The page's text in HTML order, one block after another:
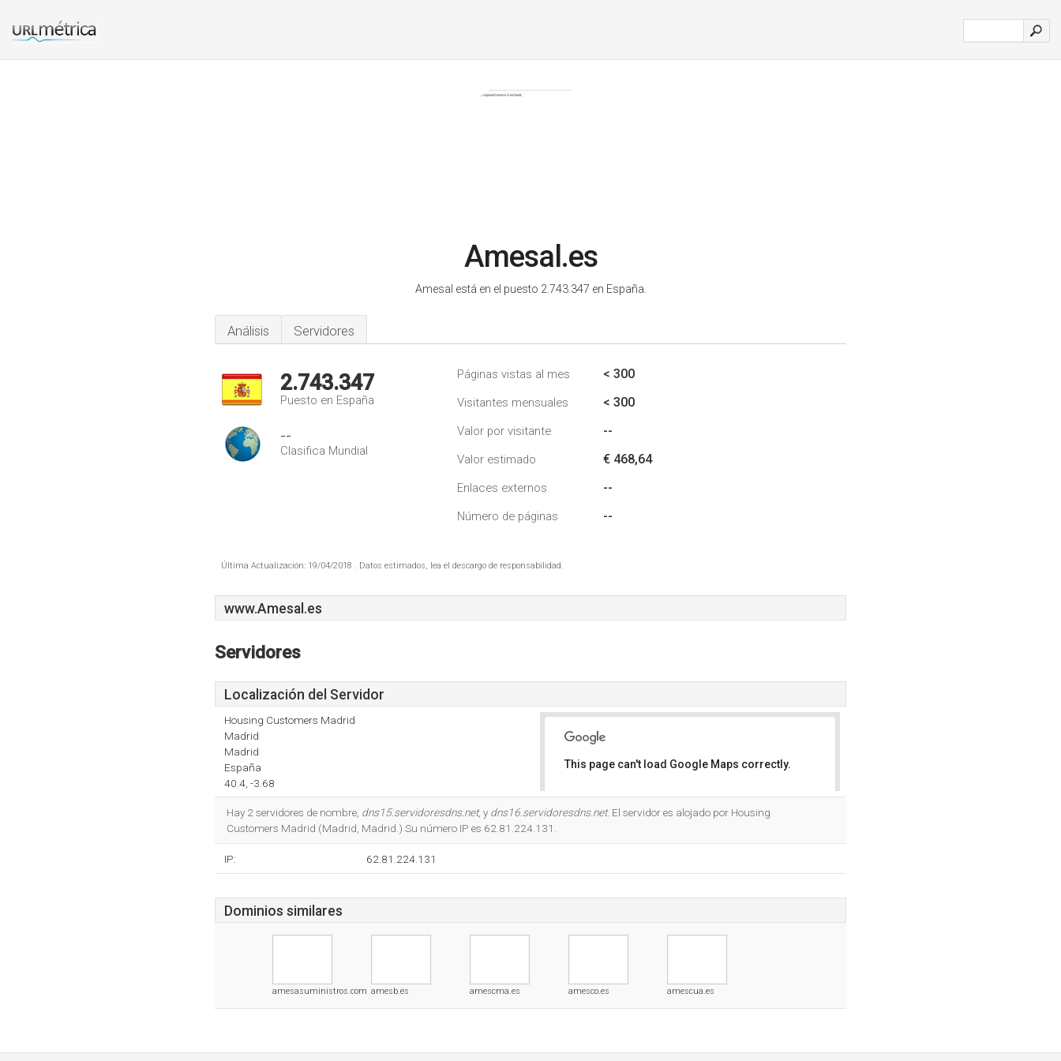
Amesal.es
Amesal está en el puesto 2.743.347 en España.
Análisis Servidores
2.743.347
Puesto en España
--
Clasifica Mundial
Páginas vistas al mes < 300
Visitantes mensuales < 300
Valor por visitante --
Valor estimado € 468,64
Enlaces externos --
Número de páginas --
Última Actualización: 19/04/2018 . Datos estimados, lea el descargo de responsabilidad.
www.Amesal.es
Servidores
Localización del Servidor
Housing Customers Madrid
Madrid
Madrid
España
40.4, -3.68
This page can't load Google Maps correctly.
Hay 2 servidores de nombre, dns15.servidoresdns.net, y dns16.servidoresdns.net. El servidor es alojado por Housing
Customers Madrid (Madrid, Madrid.) Su número IP es 62.81.224.131.
IP: 62.81.224.131
Dominios similares
amesasuministros.com amesb.es amescma.es amesco.es amescua.es